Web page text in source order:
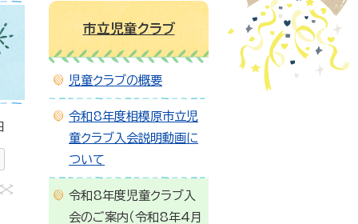
市立児童クラブ
児童クラブの概要
令和8年度相模原市立児
童クラブ入会説明動画に
ついて
令和8年度児童クラブ入
会のご案内（令和8年4月